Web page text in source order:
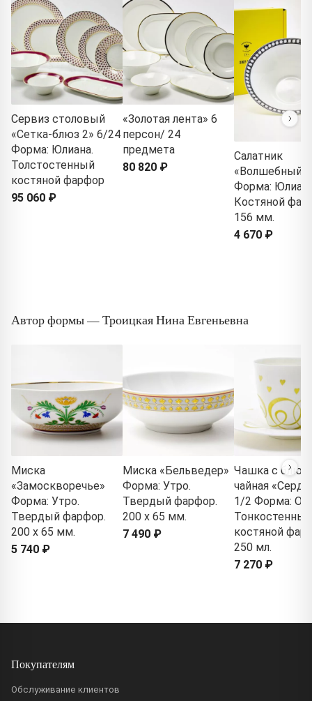
Сервиз столовый
«Сетка-блюз 2» 6/24
Форма: Юлиана.
Толстостенный
костяной фарфор
95 060 ₽
«Золотая лента» 6
персон/ 24
предмета
80 820 ₽
Салатник
«Волшебный
Форма:
Костяной
156 мм.
4 670 ₽
Автор формы — Троицкая Нина Евгеньевна
Миска
«Замоскворечье»
Форма: Утро.
Твердый фарфор.
200 x 65 мм.
5 740 ₽
Миска «Бельведер»
Форма: Утро.
Твердый фарфор.
200 x 65 мм.
7 490 ₽
Чашка с
чайная
1/2 Форма:
Тонкостенный
костяной
250 мл.
7 270 ₽
Покупателям
Обслуживание клиентов